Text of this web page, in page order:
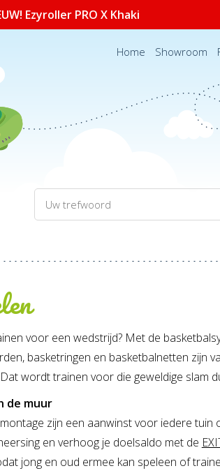
Ezyroller PRO X Khaki
Home Showroom
voor een wedstrijd? Met de
basketringen en basketbalnetten zijn
wordt trainen voor die geweldige slam
de muur
zijn een aanwinst voor iedere tuin
en verhoog je doelsaldo met de
jong en oud ermee kan speleen of